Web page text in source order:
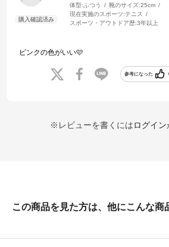
体型:ふつう 靴のサイズ:25cm
現在実施のスポーツ:テニス
スポーツ・アウトドア歴:3年以上
ピンクの色がいい🩷
参考になった
※レビューを書くにはログイン
この商品を見た方は、他にこんな商